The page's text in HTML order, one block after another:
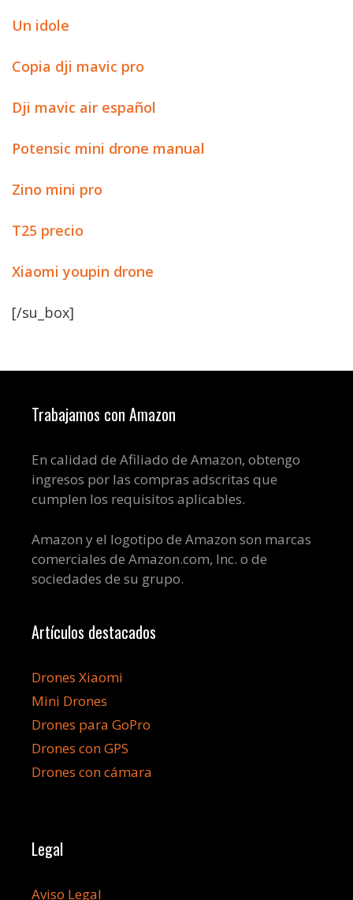
Un idole
Copia dji mavic pro
Dji mavic air español
Potensic mini drone manual
Zino mini pro
T25 precio
Xiaomi youpin drone
[/su_box]
Trabajamos con Amazon
En calidad de Afiliado de Amazon, obtengo
ingresos por las compras adscritas que
cumplen los requisitos aplicables.
Amazon y el logotipo de Amazon son marcas
comerciales de Amazon.com, Inc. o de
sociedades de su grupo.
Artículos destacados
Drones Xiaomi
Mini Drones
Drones para GoPro
Drones con GPS
Drones con cámara
Legal
Aviso Legal